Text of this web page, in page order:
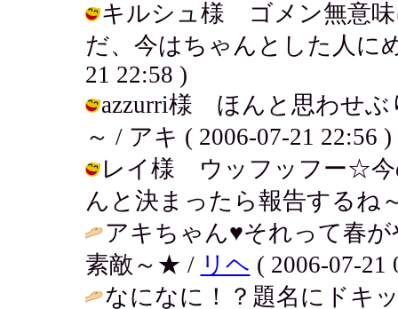
キルシュ様 ゴメン無意
だ、今はちゃんとした人に
21 22:58 )
azzurri様 ほんと思わせぶ
～ / アキ ( 2006-07-21 22:56 )
レイ様 ウッフッフー☆今
んと決まったら報告するね
アキちゃん♥それって春
素敵～★ / リヘ ( 2006-07-21
なになに！？題名にドキ